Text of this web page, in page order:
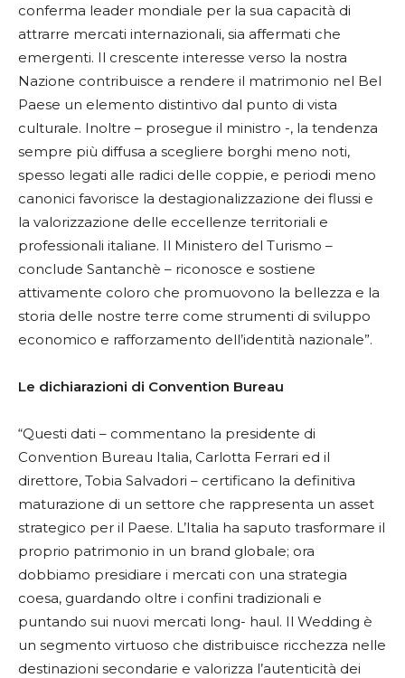
conferma leader mondiale per la sua capacità di
attrarre mercati internazionali, sia affermati che
emergenti. Il crescente interesse verso la nostra
Nazione contribuisce a rendere il matrimonio nel Bel
Paese un elemento distintivo dal punto di vista
culturale. Inoltre – prosegue il ministro -, la tendenza
sempre più diffusa a scegliere borghi meno noti,
spesso legati alle radici delle coppie, e periodi meno
canonici favorisce la destagionalizzazione dei flussi e
la valorizzazione delle eccellenze territoriali e
professionali italiane. Il Ministero del Turismo –
conclude Santanchè – riconosce e sostiene
attivamente coloro che promuovono la bellezza e la
storia delle nostre terre come strumenti di sviluppo
economico e rafforzamento dell’identità nazionale”.
Le dichiarazioni di Convention Bureau
“Questi dati – commentano la presidente di
Convention Bureau Italia, Carlotta Ferrari ed il
direttore, Tobia Salvadori – certificano la definitiva
maturazione di un settore che rappresenta un asset
strategico per il Paese. L’Italia ha saputo trasformare il
proprio patrimonio in un brand globale; ora
dobbiamo presidiare i mercati con una strategia
coesa, guardando oltre i confini tradizionali e
puntando sui nuovi mercati long- haul. Il Wedding è
un segmento virtuoso che distribuisce ricchezza nelle
destinazioni secondarie e valorizza l’autenticità dei